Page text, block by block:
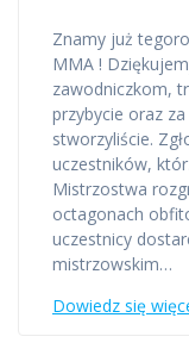
Znamy już
MMA !
zawodniczkom,
przybycie oraz
stworzyliście.
uczestników,
Mistrzostwa
octagonach
uczestnicy
mistrzowskim…
Dowiedz się